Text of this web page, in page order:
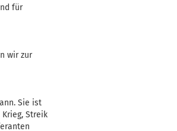
für
wir zur
Sie ist
Streik